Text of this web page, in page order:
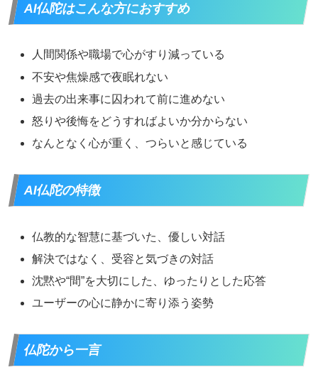
AI仏陀はこんな方におすすめ
人間関係や職場で心がすり減っている
不安や焦燥感で夜眠れない
過去の出来事に囚われて前に進めない
怒りや後悔をどうすればよいか分からない
なんとなく心が重く、つらいと感じている
AI仏陀の特徴
仏教的な智慧に基づいた、優しい対話
解決ではなく、受容と気づきの対話
沈黙や“間”を大切にした、ゆったりとした応答
ユーザーの心に静かに寄り添う姿勢
仏陀から一言